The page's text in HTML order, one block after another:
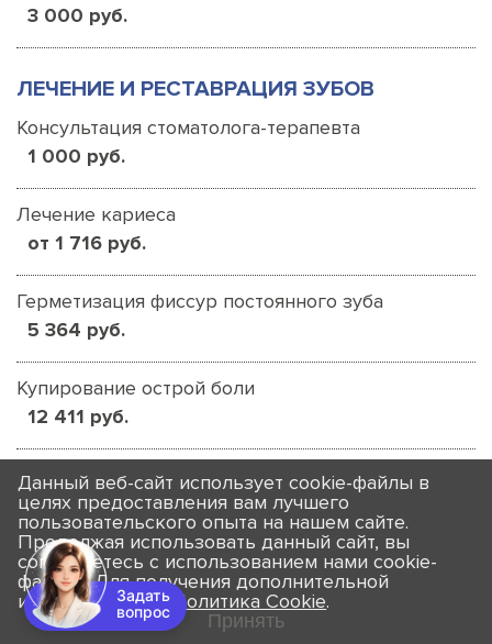
3 000 руб.
ЛЕЧЕНИЕ И РЕСТАВРАЦИЯ ЗУБОВ
Консультация стоматолога-терапевта
1 000 руб.
Лечение кариеса
от 1 716 руб.
Герметизация фиссур постоянного зуба
5 364 руб.
Купирование острой боли
12 411 руб.
Пломба-реставрация (без вмешательства в
каналы)
от 15 639 руб.
ЛЕЧЕНИЕ КАНАЛОВ
Данный веб-сайт использует cookie-файлы в
целях предоставления вам лучшего
пользовательского опыта на нашем сайте.
Продолжая использовать данный сайт, вы
соглашаетесь с использованием нами cookie-
файлов. Для получения дополнительной
информации см. Политика Cookie.
Принять